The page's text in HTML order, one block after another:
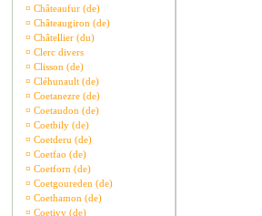
¤ Châteaufur (de)
¤ Châteaugiron (de)
¤ Châtellier (du)
¤ Clerc divers
¤ Clisson (de)
¤ Cléhunault (de)
¤ Coetanezre (de)
¤ Coetaudon (de)
¤ Coetbily (de)
¤ Coetderu (de)
¤ Coetfao (de)
¤ Coetforn (de)
¤ Coetgoureden (de)
¤ Coethamon (de)
¤ Coetivy (de)